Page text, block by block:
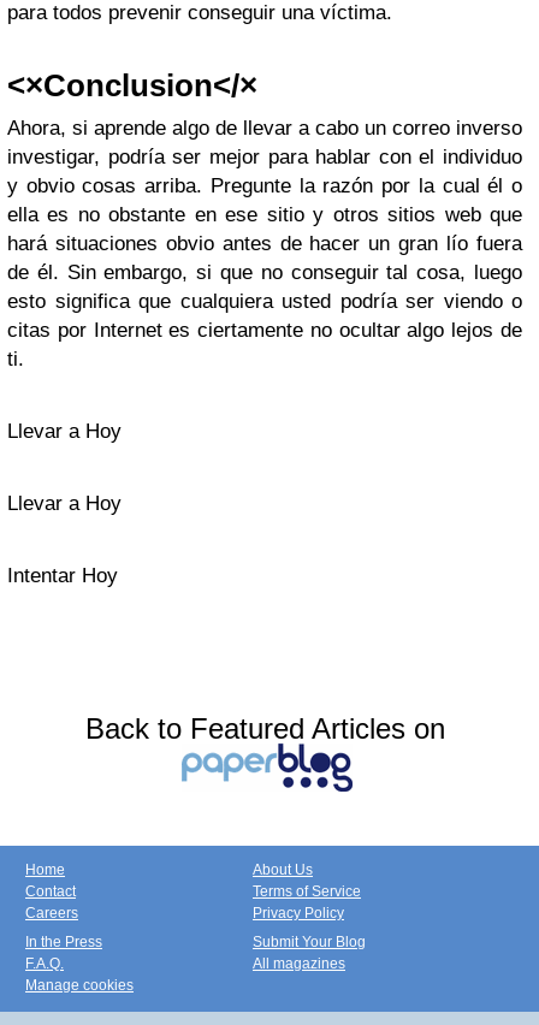
para todos prevenir conseguir una víctima.
<×Conclusion</×
Ahora, si aprende algo de llevar a cabo un correo inverso
investigar, podría ser mejor para hablar con el individuo
y obvio cosas arriba. Pregunte la razón por la cual él o
ella es no obstante en ese sitio y otros sitios web que
hará situaciones obvio antes de hacer un gran lío fuera
de él. Sin embargo, si que no conseguir tal cosa, luego
esto significa que cualquiera usted podría ser viendo o
citas por Internet es ciertamente no ocultar algo lejos de
ti.
Llevar a Hoy
Llevar a Hoy
Intentar Hoy
Back to Featured Articles on
Home
Contact
Careers
About Us
Terms of Service
Privacy Policy
In the Press
F.A.Q.
Manage cookies
Submit Your Blog
All magazines